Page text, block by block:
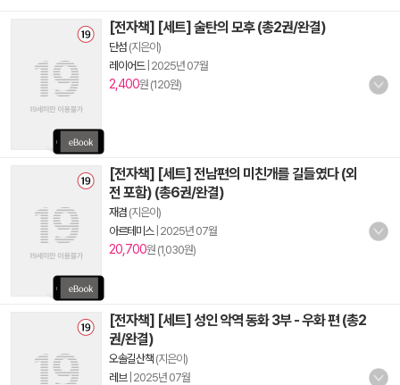
[전자책] [세트] 술탄의 모후 (총2권/완결)
단섬 (지은이)
레이어드| 2025년 07월
2,400원 (120원)
[전자책] [세트] 전남편의 미친개를 길들였다 (외
전 포함) (총6권/완결)
재겸 (지은이)
아르테미스| 2025년 07월
20,700원 (1,030원)
[전자책] [세트] 성인 악역 동화 3부 - 우화 편 (총2
권/완결)
오솔길산책 (지은이)
레브| 2025년 07월